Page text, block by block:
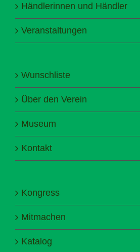
Händlerinnen und Händler
Veranstaltungen
Wunschliste
Über den Verein
Museum
Kontakt
Kongress
Mitmachen
Katalog